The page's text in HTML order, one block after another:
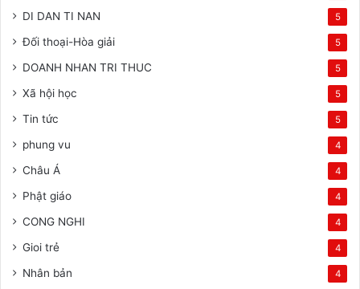
DI DAN TI NAN 5
Đối thoại-Hòa giải 5
DOANH NHAN TRI THUC 5
Xã hội học 5
Tin tức 5
phung vu 4
Châu Á 4
Phật giáo 4
CONG NGHI 4
Gioi trẻ 4
Nhân bản 4